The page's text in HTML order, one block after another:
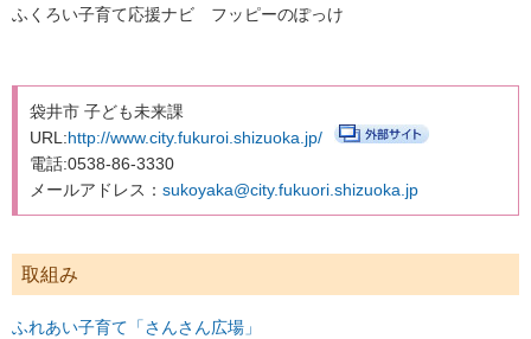
小学生
市町の取組み
県の取組
県の取組
ふくろい子育て応援ナビ フッピーのぽっけ
袋井市 子ども未来課
URL:http://www.city.fukuroi.shizuoka.jp/
電話:0538-86-3330
メールアドレス： sukoyaka@city.fukuori.shizuoka.jp
取組み
ふれあい子育て「さんさん広場」